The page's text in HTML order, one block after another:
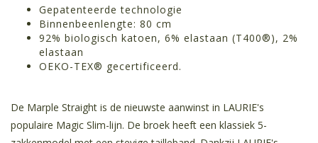
Gepatenteerde technologie
Binnenbeenlengte: 80 cm
92% biologisch katoen, 6% elastaan ​​(T400®), 2%
elastaan
OEKO-TEX® gecertificeerd.
De Marple Straight is de nieuwste aanwinst in LAURIE's
populaire Magic Slim-lijn. De broek heeft een klassiek 5-